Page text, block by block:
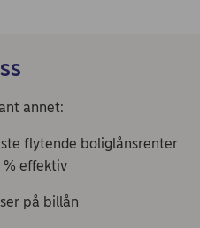
annet:
flytende boliglånsrenter
% effektiv
på billån